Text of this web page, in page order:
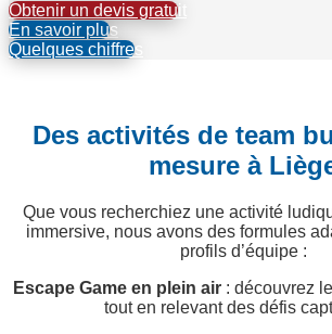
Obtenir un devis gratuit
En savoir plus
Quelques chiffres
Des activités de team
mesure à
Que vous recherchiez une activité
immersive, nous avons des formules
profils d’équipe :
Escape Game en plein air : découvrez
tout en relevant des défis